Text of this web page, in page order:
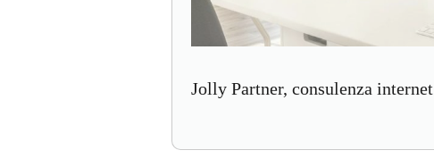
Jolly Partner, consulenza internet